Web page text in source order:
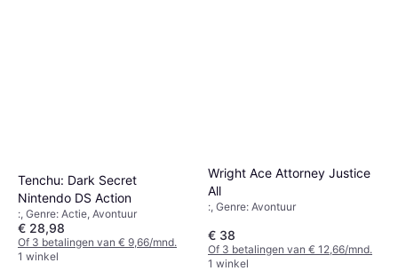
Tenchu: Dark Secret
Nintendo DS Action
:, Genre: Actie, Avontuur
€ 28,98
Of 3 betalingen van € 9,66/mnd.
1 winkel
Wright Ace Attorney Justice
All
:, Genre: Avontuur
€ 38
Of 3 betalingen van € 12,66/mnd.
1 winkel